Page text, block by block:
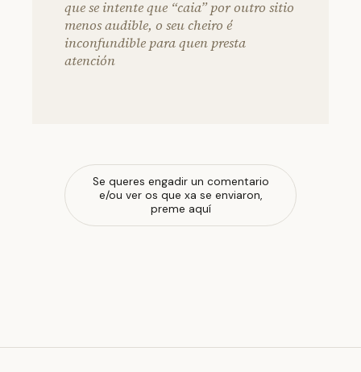
que se intente que “caia” por outro sitio
menos audible, o seu cheiro é
inconfundible para quen presta
atención
Se queres engadir un comentario
e/ou ver os que xa se enviaron,
preme aquí